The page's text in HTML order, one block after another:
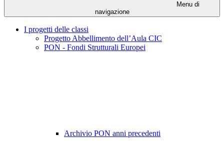
Menu di
navigazione
I progetti delle classi
Progetto Abbellimento dell’Aula CIC
PON - Fondi Strutturali Europei
Archivio PON anni precedenti